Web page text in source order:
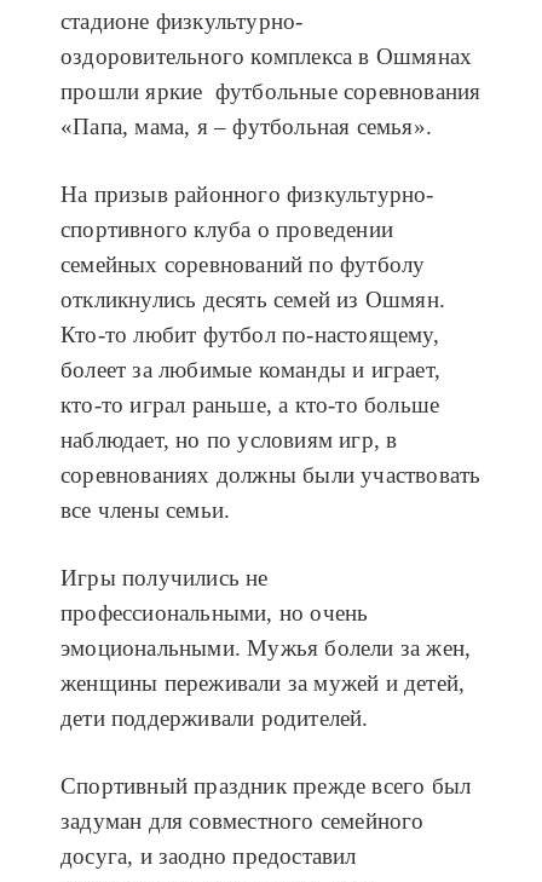
стадионе физкультурно-
оздоровительного комплекса в Ошмянах
прошли яркие футбольные соревнования
«Папа, мама, я – футбольная семья».
На призыв районного физкультурно-
спортивного клуба о проведении
семейных соревнований по футболу
откликнулись десять семей из Ошмян.
Кто-то любит футбол по-настоящему,
болеет за любимые команды и играет,
кто-то играл раньше, а кто-то больше
наблюдает, но по условиям игр, в
соревнованиях должны были участвовать
все члены семьи.
Игры получились не
профессиональными, но очень
эмоциональными. Мужья болели за жен,
женщины переживали за мужей и детей,
дети поддерживали родителей.
Спортивный праздник прежде всего был
задуман для совместного семейного
досуга, и заодно предоставил